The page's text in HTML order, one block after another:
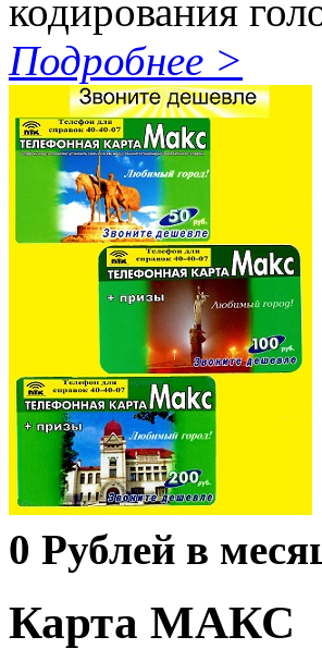
кодирования
Подробнее >
0 Рублей в
Карта МАКС